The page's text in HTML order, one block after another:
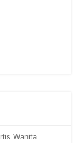
Wanita